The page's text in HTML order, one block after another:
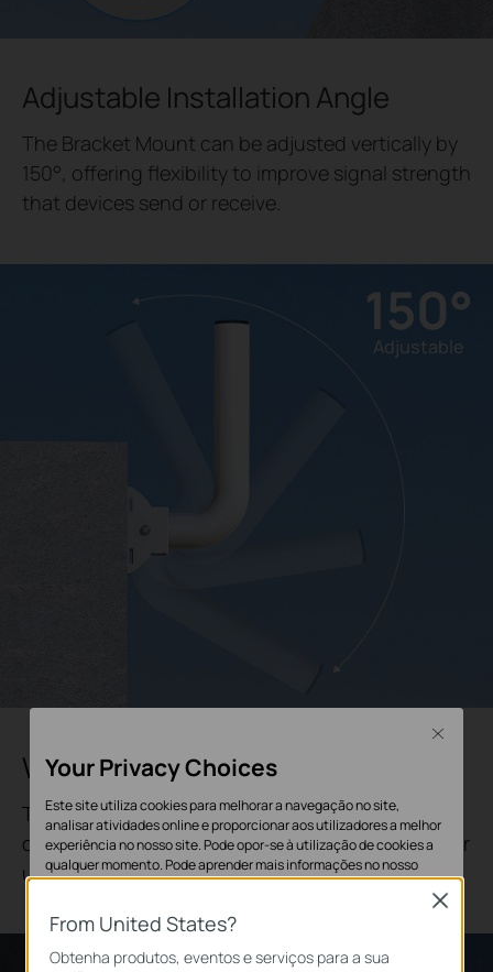
150°
Adjustable
Adjustable Installation Angle
The Bracket Mount can be adjusted vertically by
150°, offering flexibility to improve signal strength
that devices send or receive.
Waterproof Material & Design
The waterproof cap on top keeps out rain and
dust, making the pole mount suitable for outdoor
use
From United States?
Obtenha produtos, eventos e serviços para a sua
Close
Your Privacy Choices
Este site utiliza cookies para melhorar a navegação no site,
analisar atividades online e proporcionar aos utilizadores a melhor
experiência no nosso site. Pode opor-se à utilização de cookies a
qualquer momento. Pode aprender mais informações no nosso
política de privacidade.
Cookies Básicos
Os cookies são necessários para o funcionamento do website e
Close